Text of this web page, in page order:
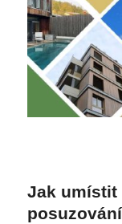
Jak umístit